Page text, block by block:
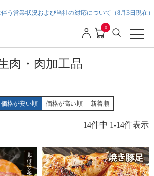
う営業状況および当社の対応について（8月3日現在）
0
肉・肉加工品
価格が安い順 価格が高い順 新着順
14件中 1-14件表示